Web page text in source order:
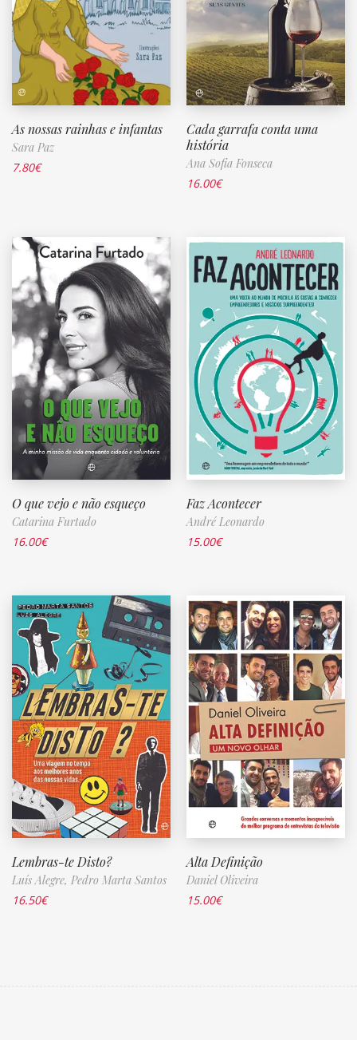
As nossas rainhas e infantas
Sara Paz
7.80€
Cada garrafa conta uma
história
Ana Sofia Fonseca
16.00€
O que vejo e não esqueço
Catarina Furtado
16.00€
Faz Acontecer
André Leonardo
15.00€
Lembras-te Disto?
Luís Alegre, Pedro Marta Santos
16.50€
Alta Definição
Daniel Oliveira
15.00€